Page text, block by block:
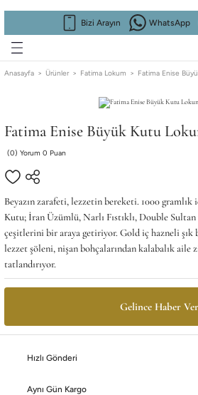
Bizi Arayın WhatsApp
Geri Dön
Blog
Fuar
Satış
Geri Dön
Kadın
Erkek
Geri Dön
Fatima
Gül suyu
Fatima
Oda
Geri Dön
Blog
Fuar
Satış
Geri Dön
Kadın
Erkek
Geri Dön
Fatima
Gül suyu
Fatima
Oda
Anasayfa Ürünler Fatima Lokum Fatima Enise
Fatima Enise Büyük Kutu
(0) Yorum 0 Puan
Beyazın zarafeti, lezzetin bereketi. 1000
Kutu; İran Üzümlü, Narlı Fıstıklı, Double
çeşitlerini bir araya getiriyor. Gold iç hazneli şık
lezzet şöleni, nişan bohçalarından kalabalık aile
tatlandırıyor.
Gelince Haber Ver
Hızlı Gönderi
Aynı Gün Kargo